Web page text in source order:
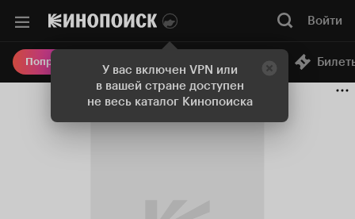
У вас включен VPN или
в вашей стране доступен
не весь каталог Кинопоиска
Войти
Попробовать Плюс Онлайн-кинотеатр